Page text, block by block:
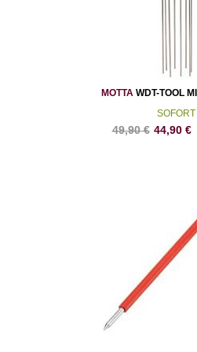
MOTTAWDT-TOOL
SOFORT
49,90€ 44,90€